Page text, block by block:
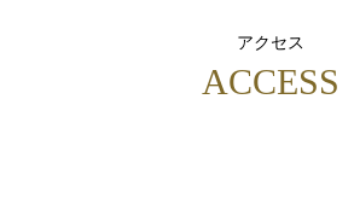
アクセス
ACCESS